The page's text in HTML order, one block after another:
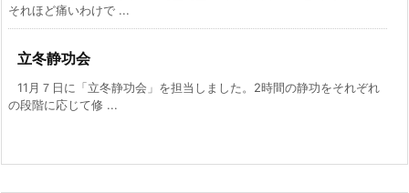
それほど痛いわけで ...
立冬静功会
11月７日に「立冬静功会」を担当しました。2時間の静功をそれぞれ
の段階に応じて修 ...